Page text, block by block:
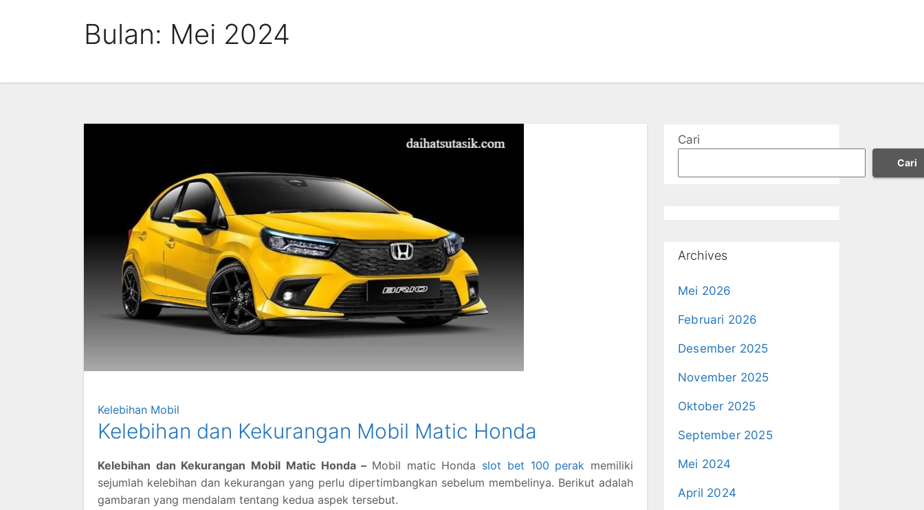
Bulan: Mei 2024
Kelebihan Mobil
Kelebihan dan Kekurangan Mobil Matic Honda
Kelebihan dan Kekurangan Mobil Matic Honda – Mobil matic Honda slot bet 100 perak memiliki
sejumlah kelebihan dan kekurangan yang perlu dipertimbangkan sebelum membelinya. Berikut adalah
gambaran yang mendalam tentang kedua aspek tersebut.
Cari
Cari
Archives
Mei 2026
Februari 2026
Desember 2025
November 2025
Oktober 2025
September 2025
Mei 2024
April 2024